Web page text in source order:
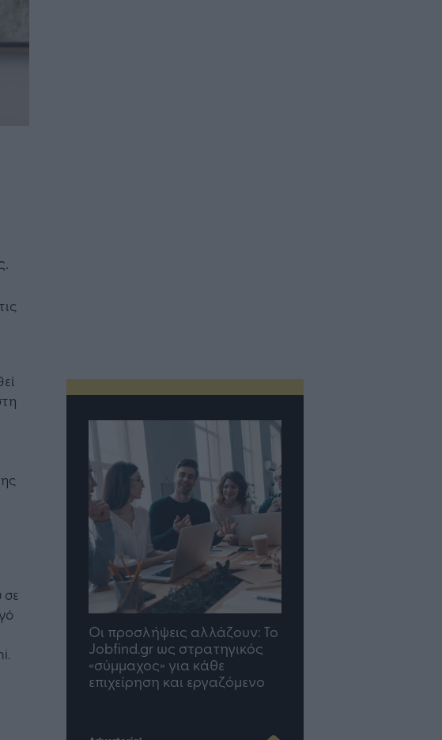
σε
To
TP Greece: Πώς
διαμορφώνεται το μέλλον
του Insurance στην εποχή
του AI